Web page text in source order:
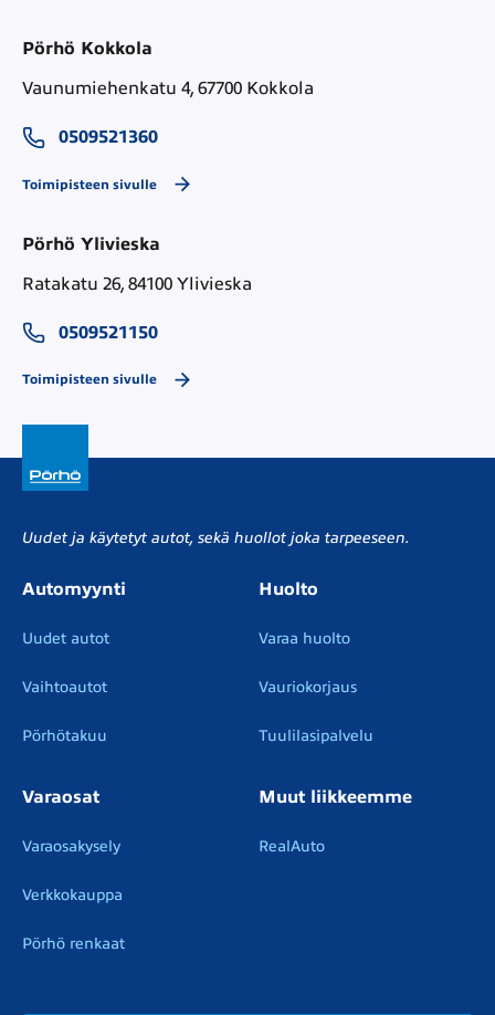
Pörhö Kokkola
Vaunumiehenkatu 4, 67700 Kokkola
0509521360
Toimipisteen sivulle
Pörhö Ylivieska
Ratakatu 26, 84100 Ylivieska
0509521150
Toimipisteen sivulle
Uudet ja käytetyt autot, sekä huollot joka tarpeeseen.
Automyynti
Uudet autot
Vaihtoautot
Pörhötakuu
Huolto
Varaa huolto
Vauriokorjaus
Tuulilasipalvelu
Varaosat
Varaosakysely
Verkkokauppa
Pörhö renkaat
Muut liikkeemme
RealAuto